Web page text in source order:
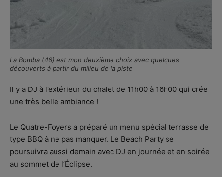
La Bomba (46) est mon deuxième choix avec quelques
découverts à partir du milieu de la piste
Il y a DJ à l’extérieur du chalet de 11h00 à 16h00 qui crée
une très belle ambiance !
Le Quatre-Foyers a préparé un menu spécial terrasse de
type BBQ à ne pas manquer. Le Beach Party se
poursuivra aussi demain avec DJ en journée et en soirée
au sommet de l’Éclipse.